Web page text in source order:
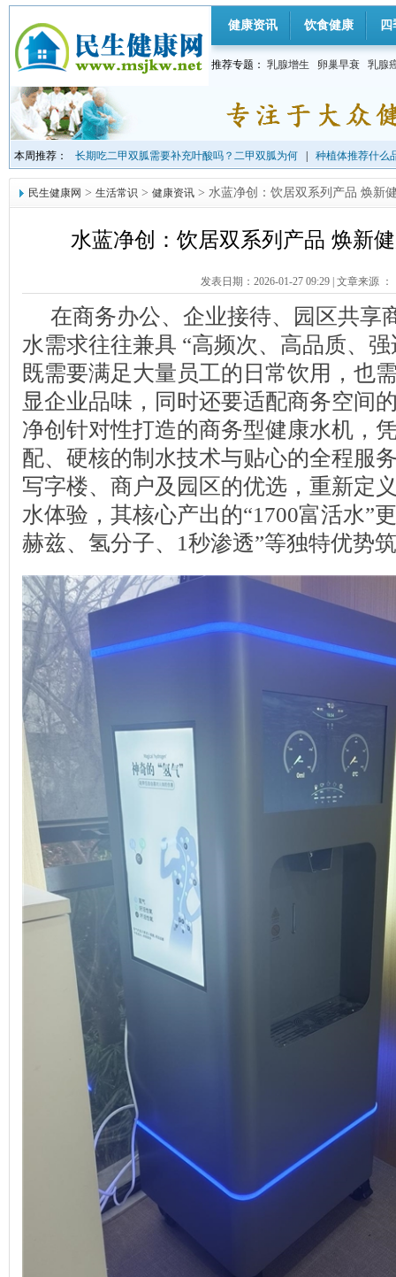
健康资讯 饮食健康
推荐专题： 乳腺增生 卵巢早衰 乳腺
本周推荐： 长期吃二甲双胍需要补充叶酸吗？二甲双胍为何 种植体推荐什么
民生健康网 > 生活常识 > 健康资讯 > 水蓝净创：饮居双系列产品 焕新
水蓝净创：饮居双系列产品 焕新
发表日期：2026-01-27 09:29 文章来源 ：
在商务办公、企业接待、园区共享
水需求往往兼具 “高频次、高品质、
既需要满足大量员工的日常饮用，也
显企业品味，同时还要适配商务空间
净创针对性打造的商务型健康水机，
配、硬核的制水技术与贴心的全程服
写字楼、商户及园区的优选，重新定
水体验，其核心产出的“1700富活水”
赫兹、氢分子、1秒渗透”等独特优势